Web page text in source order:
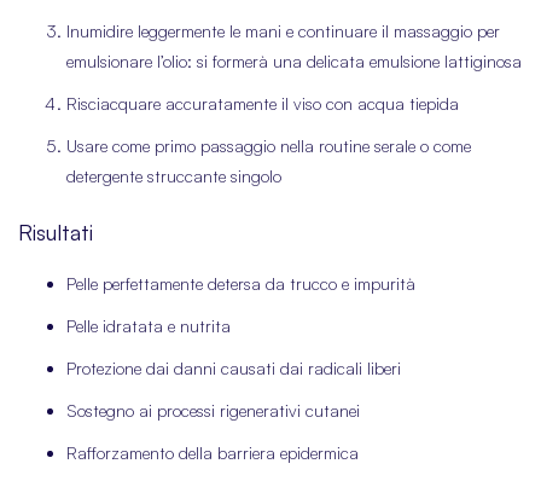
Inumidire leggermente le mani e continuare il massaggio per
emulsionare l’olio: si formerà una delicata emulsione lattiginosa
Risciacquare accuratamente il viso con acqua tiepida
Usare come primo passaggio nella routine serale o come
detergente struccante singolo
Risultati
Pelle perfettamente detersa da trucco e impurità
Pelle idratata e nutrita
Protezione dai danni causati dai radicali liberi
Sostegno ai processi rigenerativi cutanei
Rafforzamento della barriera epidermica